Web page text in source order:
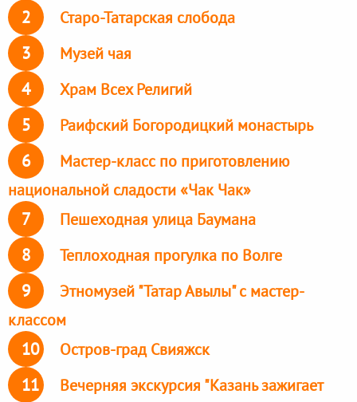
2 Старо-Татарская слобода
3 Музей чая
4 Храм Всех Религий
5 Раифский Богородицкий монастырь
6
Мастер-класс по приготовлению
национальной сладости «Чак Чак»
7 Пешеходная улица Баумана
8 Теплоходная прогулка по Волге
9
Этномузей "Татар Авылы" с мастер-
классом
10 Остров-град Свияжск
11
Вечерняя экскурсия "Казань зажигает